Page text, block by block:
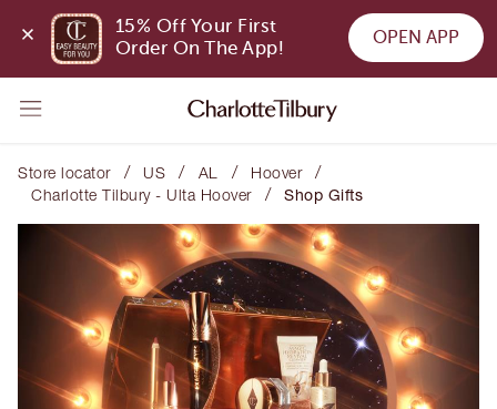
15% Off Your First
Order On The App!
OPEN APP
Store locator / US / AL / Hoover /
Charlotte Tilbury - Ulta Hoover / Shop Gifts